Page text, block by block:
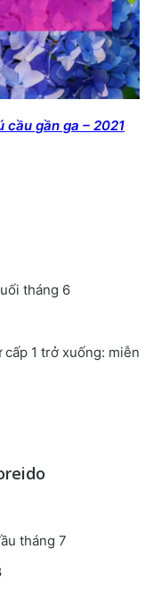
gần ga – 2021
tháng 6
1 trở xuống: miễn
tháng 7